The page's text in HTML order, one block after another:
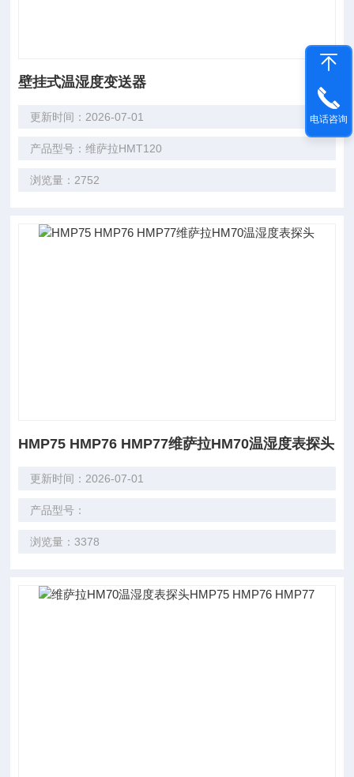
壁挂式温湿度变送器
更新时间：2026-07-01
产品型号：维萨拉HMT120
浏览量：2752
HMP75 HMP76 HMP77维萨拉HM70温湿度表探头
更新时间：2026-07-01
产品型号：
浏览量：3378
电话咨询